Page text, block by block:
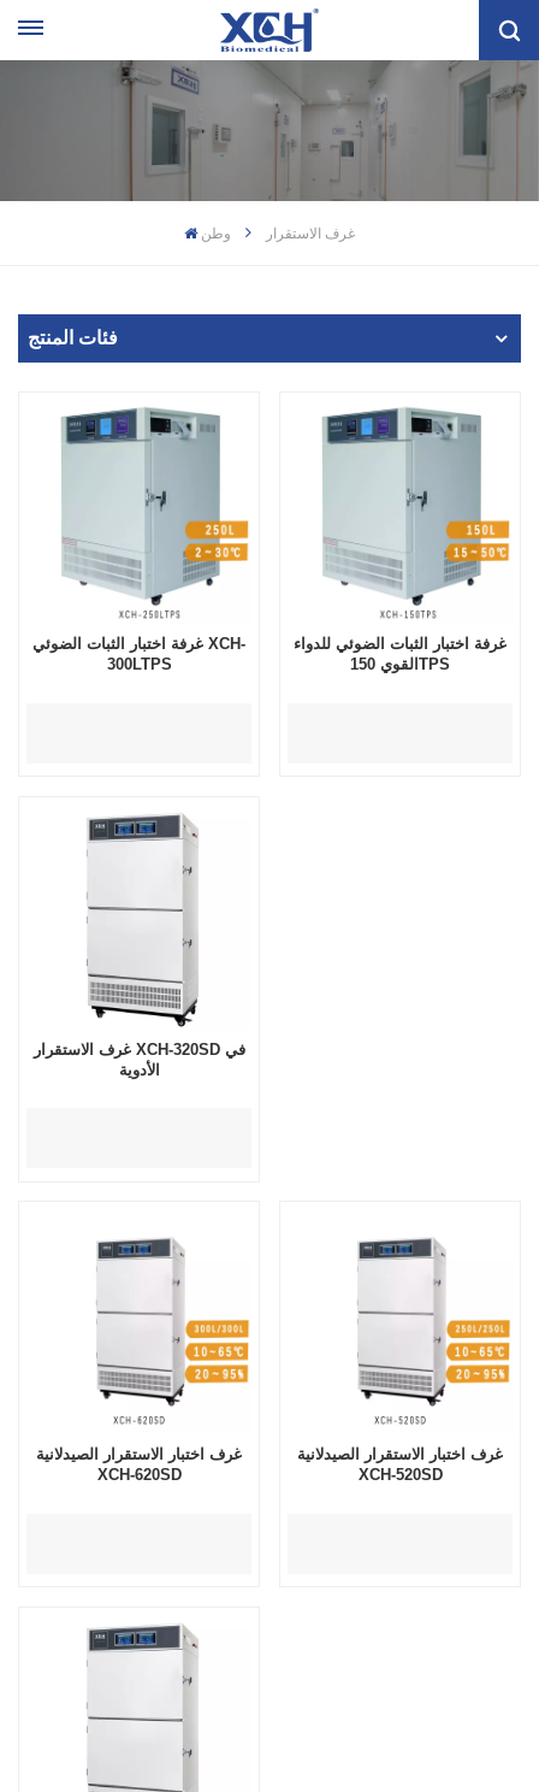
وطن غرف الاستقرار
فئات المنتج
غرفة اختبار الثبات الضوئي XCH-
300LTPS
غرفة اختبار الثبات الضوئي للدواء
القوي 150TPS
غرف الاستقرار XCH-320SD في
الأدوية
غرف اختبار الاستقرار الصيدلانية
XCH-620SD
غرف اختبار الاستقرار الصيدلانية
XCH-520SD